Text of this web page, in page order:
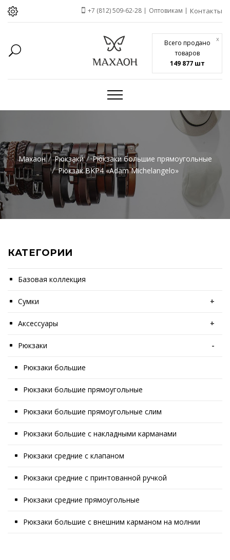
Всего продано
товаров
149 877 шт
x
+7 (812) 509-62-28 Оптовикам Контакты
Махаон Рюкзаки
Рюкзаки большие прямоугольные
Рюкзак BKP4 «Adam Michelangelo»
КАТЕГОРИИ
Базовая коллекция
Сумки +
Аксессуары +
Рюкзаки -
Рюкзаки большие
Рюкзаки большие прямоугольные
Рюкзаки большие прямоугольные слим
Рюкзаки большие с накладными карманами
Рюкзаки средние с клапаном
Рюкзаки средние с принтованной ручкой
Рюкзаки средние прямоугольные
Рюкзаки большие с внешним карманом на молнии